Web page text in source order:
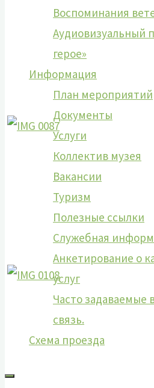
Воспоминания
Аудиовизуальный
герое»
Информация
План мероприятий
Документы
Услуги
Коллектив музея
Вакансии
Туризм
Полезные ссылки
Служебная
Анкетирование о
услуг
Часто задаваемые
связь.
Схема проезда